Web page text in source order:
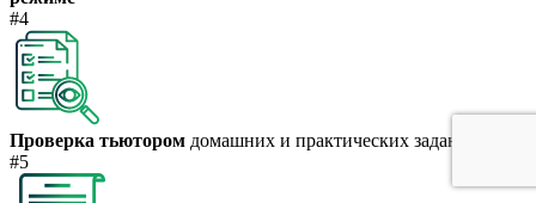
#4
Проверка тьютором домашних и практических заданий
#5